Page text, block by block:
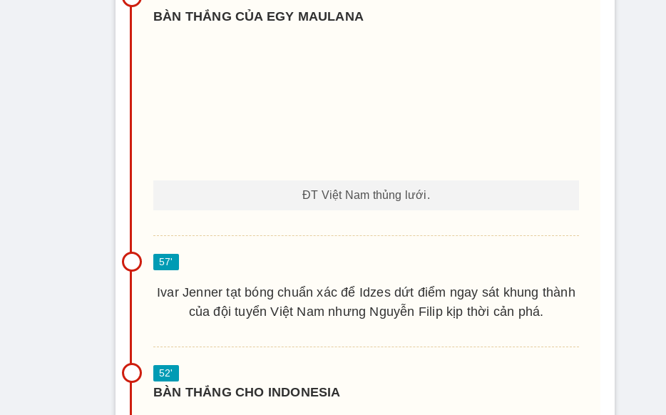
BÀN THẮNG CỦA EGY MAULANA
ĐT Việt Nam thủng lưới.
Ivar Jenner tạt bóng chuẩn xác để Idzes dứt điểm ngay sát khung thành
của đội tuyển Việt Nam nhưng Nguyễn Filip kịp thời cản phá.
BÀN THẮNG CHO INDONESIA